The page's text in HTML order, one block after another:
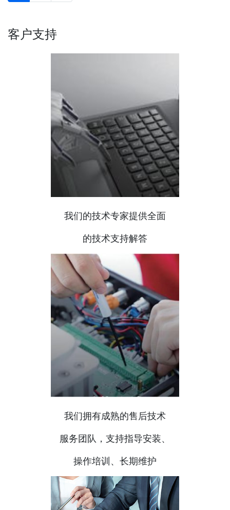
客户支持
我们的技术专家提供全面
的技术支持解答
我们拥有成熟的售后技术
服务团队，支持指导安装、
操作培训、长期维护